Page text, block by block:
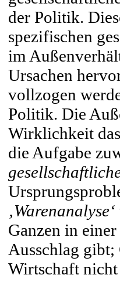
der Politik.
spezifischen
im
Ursachen
vollzogen
Politik. Die
Wirklichkeit
die Aufgabe
‚Warenanalyse‘
Ganzen in
Ausschlag
Wirtschaft